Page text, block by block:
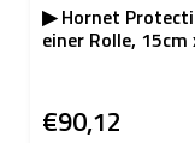
▶ Hornet
einer Rolle,
€90,12